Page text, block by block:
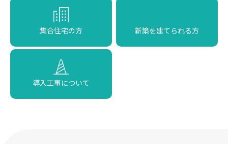
集合住宅の方 新築を建てられる方
導入工事について